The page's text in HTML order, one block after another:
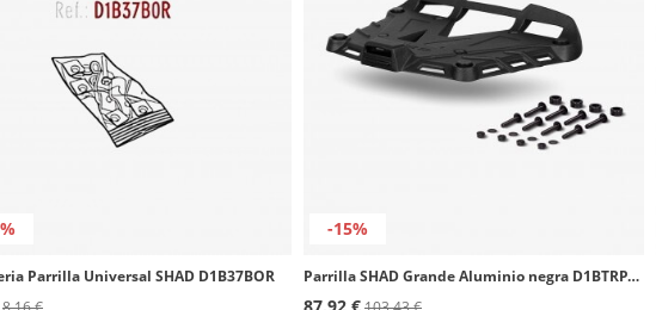
Parrilla Universal SHAD D1B37BOR
-15%
Parrilla SHAD Grande Aluminio negra D1BTRPA2